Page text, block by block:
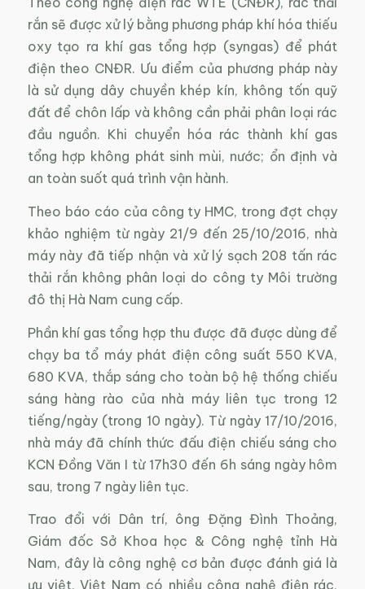
rắn sẽ được xử lý bằng phương pháp khí hóa thiếu
oxy tạo ra khí gas tổng hợp (syngas) để phát
điện theo CNĐR. Ưu điểm của phương pháp này
là sử dụng dây chuyền khép kín, không tốn quỹ
đất để chôn lấp và không cần phải phân loại rác
đầu nguồn. Khi chuyển hóa rác thành khí gas
tổng hợp không phát sinh mùi, nước; ổn định và
an toàn suốt quá trình vận hành.
Theo báo cáo của công ty HMC, trong đợt chạy
khảo nghiệm từ ngày 21/9 đến 25/10/2016, nhà
máy này đã tiếp nhận và xử lý sạch 208 tấn rác
thải rắn không phân loại do công ty Môi trường
đô thị Hà Nam cung cấp.
Phần khí gas tổng hợp thu được đã được dùng để
chạy ba tổ máy phát điện công suất 550 KVA,
680 KVA, thắp sáng cho toàn bộ hệ thống chiếu
sáng hàng rào của nhà máy liên tục trong 12
tiếng/ngày (trong 10 ngày). Từ ngày 17/10/2016,
nhà máy đã chính thức đấu điện chiếu sáng cho
KCN Đồng Văn I từ 17h30 đến 6h sáng ngày hôm
sau, trong 7 ngày liên tục.
Trao đổi với Dân trí, ông Đặng Đình Thoảng,
Giám đốc Sở Khoa học & Công nghệ tỉnh Hà
Nam, đây là công nghệ cơ bản được đánh giá là
ưu việt, Việt Nam có nhiều công nghệ điện rác,